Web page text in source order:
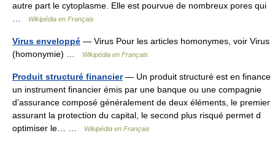
autre part le cytoplasme. Elle est pourvue de nombreux pores qui
Wikipédia en Français
Virus enveloppé — Virus Pour les articles homonymes, voir Virus
(homonymie) …
Wikipédia en Français
Produit structuré financier— Un produit structuré est en finance
un instrument financier émis par une banque ou une compagnie
d’assurance composé généralement de deux éléments, le premier
assurant la protection du capital, le second plus risqué permet d
optimiser le… …
Wikipédia en Français